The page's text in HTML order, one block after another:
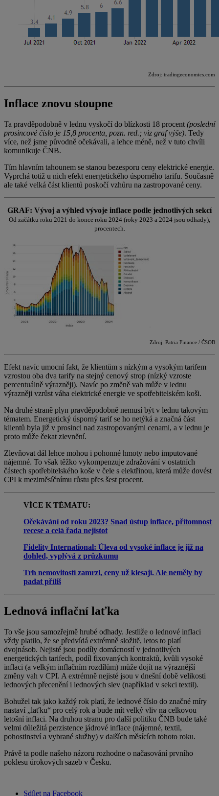
Zdroj: tradingeconomics.com
Inflace znovu stoupne
Ta pravděpodobně v lednu vyskočí do blízkosti 18 procent (poslední
prosincové číslo je 15,8 procenta, pozn. red.; viz graf výše). Tedy
více, než jsme původně očekávali, a lehce méně, než v tuto chvíli
komunikuje ČNB.
Tím hlavním tahounem se stanou bezesporu ceny elektrické energie.
Vyprchá totiž u nich efekt energetického úsporného tarifu. Současně
ale také velká část klientů poskočí vzhůru na zastropované ceny.
GRAF: Vývoj a výhled vývoje inflace podle jednotlivých sekcí
Od začátku roku 2021 do konce roku 2024 (roky 2023 a 2024 jsou odhady),
procentech.
Zdroj: Patria Finance / ČSOB
Efekt navíc umocní fakt, že klientům s nízkým a vysokým tarifem
vzrostou oba dva tarify na stejný cenový strop (nízký vzroste
percentuálně výrazněji). Navíc po změně vah může v lednu
výrazněji vzrůst váha elektrické energie ve spotřebitelském koši.
Na druhé straně plyn pravděpodobně nemusí být v lednu takovým
tématem. Energetický úsporný tarif se ho netýká a značná část
klientů byla již v prosinci nad zastropovanými cenami, a v lednu je
proto může čekat zlevnění.
Zlevňovat dál lehce mohou i pohonné hmoty nebo imputované
nájemné. To však těžko vykompenzuje zdražování v ostatních
částech spotřebitelského koše v čele s elektřinou, která může dovést
CPI k meziměsíčnímu růstu přes šest procent.
VÍCE K TÉMATU:
Očekávání od roku 2023? Snad ústup inflace, přítomnost
recese a celá řada nejistot
Fidelity International: Úleva od vysoké inflace je již na
dohled, vyplývá z průzkumu
Trh nemovitostí zamrzl, ceny už klesají. Ale neměly by
padat příliš
Lednová inflační laťka
To vše jsou samozřejmě hrubé odhady. Jestliže o lednové inflaci
vždy platilo, že se předvídá extrémně složitě, letos to platí
dvojnásob. Nejisté jsou podíly domácností v jednotlivých
energetických tarifech, podíl fixovaných kontraktů, kvůli vysoké
inflaci (a velkým inflačním rozdílům) může dojít na výraznější
změny vah v CPI. A extrémně nejisté jsou v dnešní době velikosti
lednových přecenění i lednových slev (například v sekci textil).
Bohužel tak jako každý rok platí, že lednové číslo do značné míry
nastaví „laťku“ pro celý rok a bude mít velký vliv na celkovou
letošní inflaci. Na druhou stranu pro další politiku ČNB bude také
velmi důležitá perzistence jádrové inflace (nájemné, textil,
pohostinství a vybrané služby) v dalších měsících tohoto roku.
Právě ta podle našeho názoru rozhodne o načasování prvního
poklesu úrokových sazeb v Česku.
Sdílet na Facebook